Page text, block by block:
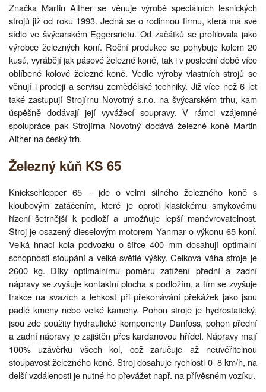
Značka Martin Alther se věnuje výrobě speciálních lesnických
strojů již od roku 1993. Jedná se o rodinnou firmu, která má své
sídlo ve švýcarském Eggersrietu. Od začátků se profilovala jako
výrobce železných koní. Roční produkce se pohybuje kolem 20
kusů, vyrábějí jak pásové železné koně, tak i v poslední době více
oblíbené kolové železné koně. Vedle výroby vlastních strojů se
věnují i prodeji a servisu zemědělské techniky. Již více než 6 let
také zastupují Strojírnu Novotný s.r.o. na švýcarském trhu, kam
úspěšně dodávají její vyvážecí soupravy. V rámci vzájemné
spolupráce pak Strojírna Novotný dodává železné koně Martin
Alther na český trh.
Železný kůň KS 65
Knickschlepper 65 – jde o velmi silného železného koně s
kloubovým zatáčením, které je oproti klasickému smykovému
řízení šetrnější k podloží a umožňuje lepší manévrovatelnost.
Stroj je osazený dieselovým motorem Yanmar o výkonu 65 koní.
Velká hnací kola podvozku o šířce 400 mm dosahují optimální
schopnosti stoupání a velké světlé výšky. Celková váha stroje je
2600 kg. Díky optimálnímu poměru zatížení přední a zadní
nápravy se zvyšuje kontaktní plocha s podložím, a tím se zvyšuje
trakce na svazích a lehkost při překonávání překážek jako jsou
padlé kmeny nebo velké kameny. Pohon stroje je hydrostatický,
jsou zde použity hydraulické komponenty Danfoss, pohon přední
a zadní nápravy je zajištěn přes kardanovou hřídel. Nápravy mají
100% uzávěrku všech kol, což zaručuje až neuvěřitelnou
stoupavost železného koně. Stroj dosahuje rychlosti 0–8 km/h, na
delší vzdálenosti je nutné ho převážet např. na přívěsném vozíku.